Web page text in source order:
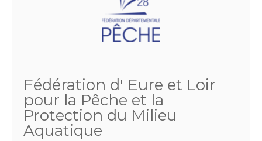
Fédération d' Eure et Loir
pour la Pêche et la
Protection du Milieu
Aquatique